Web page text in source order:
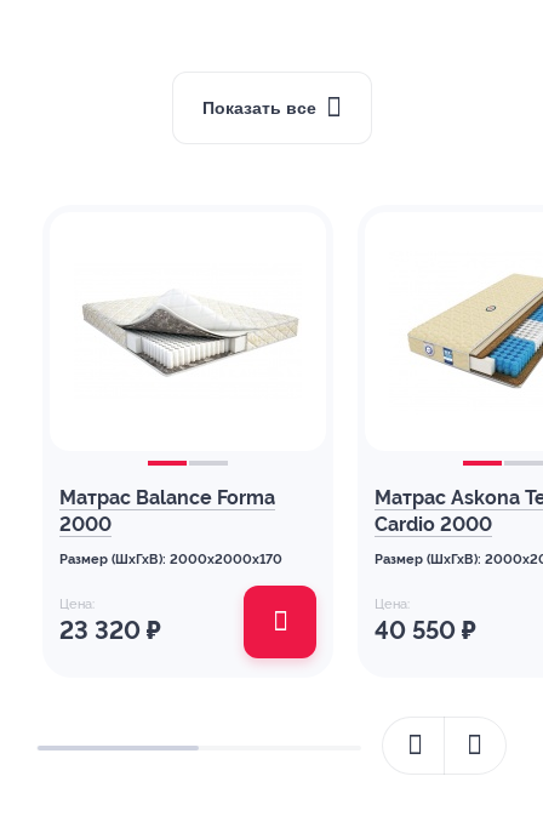
Показать все
Матрас Balance Forma
2000
Размер (ШхГхВ): 2000x2000x170
Цена:
23 320 ₽
Матрас Askona
Cardio 2000
Размер (ШхГхВ):
Цена:
40 550 ₽